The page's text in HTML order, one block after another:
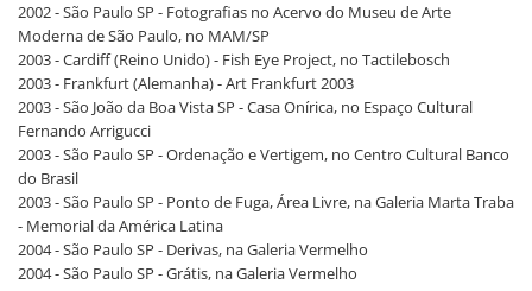
2002 - São Paulo SP - Fotografias no Acervo do Museu de Arte
Moderna de São Paulo, no MAM/SP
2003 - Cardiff (Reino Unido) - Fish Eye Project, no Tactilebosch
2003 - Frankfurt (Alemanha) - Art Frankfurt 2003
2003 - São João da Boa Vista SP - Casa Onírica, no Espaço Cultural
Fernando Arrigucci
2003 - São Paulo SP - Ordenação e Vertigem, no Centro Cultural Banco
do Brasil
2003 - São Paulo SP - Ponto de Fuga, Área Livre, na Galeria Marta Traba
- Memorial da América Latina
2004 - São Paulo SP - Derivas, na Galeria Vermelho
2004 - São Paulo SP - Grátis, na Galeria Vermelho